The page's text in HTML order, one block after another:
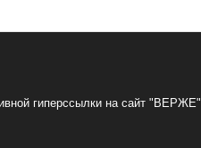
гиперссылки на сайт "ВЕРЖЕ"